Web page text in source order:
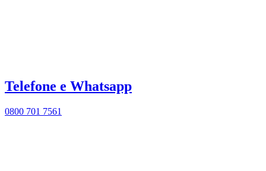
Telefone e Whatsapp
0800 701 7561